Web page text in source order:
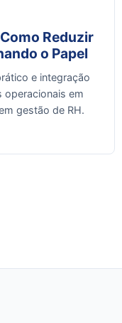
Reduzir
o Papel
e integração
operacionais em
gestão de RH.